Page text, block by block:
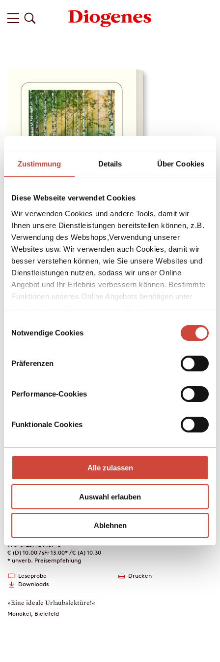
Zustimmung Details Über Cookies
Diese Webseite verwendet Cookies
Wir verwenden Cookies und andere Tools, damit wir
Ihnen unsere Dienstleistungen bereitstellen können, z.B.
Verwendung des Webshops,Verwendung unserer
Websites usw. Wir verwenden auch Cookies, damit wir
besser verstehen können, wie Sie unsere Websites und
Dienstleistungen nutzen, sodass wir unser Online
Angebot und Ihr Erlebnis verbessern können. Bestimmte
Funktionen unseres Online Angebots benötigen unter
Umständen die Verwendung von Cookies von
Notwendige Cookies
Präferenzen
Performance-Cookies
Funktionale Cookies
Alle zulassen
Auswahl erlauben
Ablehnen
Download Bilddatei ↘
Kaufen
Gefährliche Ferien - Skandinavien
Ausgewählt von Anna von Planta
Krimischriftsteller:innen hervorgebracht wie Skandinavien. Seien
vom Sightseeing in Kopenhagen oder den norwegischen
Mankell, Tove Alsterdal, Arnaldur Indridason, Jo Nesbø, Jan
Costin Wagner u.v.a.
Taschenbuch
978-3-257-24487-8
€ (D) 10.00 / sFr 13.00* / € (A) 10.30
* unverb. Preisempfehlung
Leseprobe
Downloads
Drucken
»Eine ideale Urlaubslektüre!«
Monokel, Bielefeld